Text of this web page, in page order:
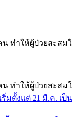
ทำให้ผู้ป่วยสะสม
ทำให้ผู้ป่วยสะสม